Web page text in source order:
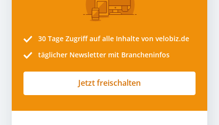
30 Tage Zugriff auf alle Inhalte von velobiz.de
täglicher Newsletter mit Brancheninfos
Jetzt freischalten